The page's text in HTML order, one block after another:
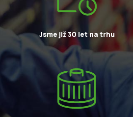
Jsme již 30 let na trhu